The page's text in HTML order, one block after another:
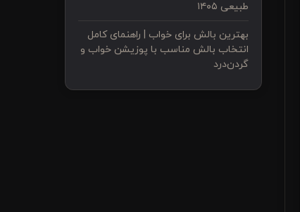
طبیعی ۱۴۰۵
بهترین بالش برای خواب | راهنمای کامل
انتخاب بالش مناسب با پوزیشن خواب و
گردن‌درد